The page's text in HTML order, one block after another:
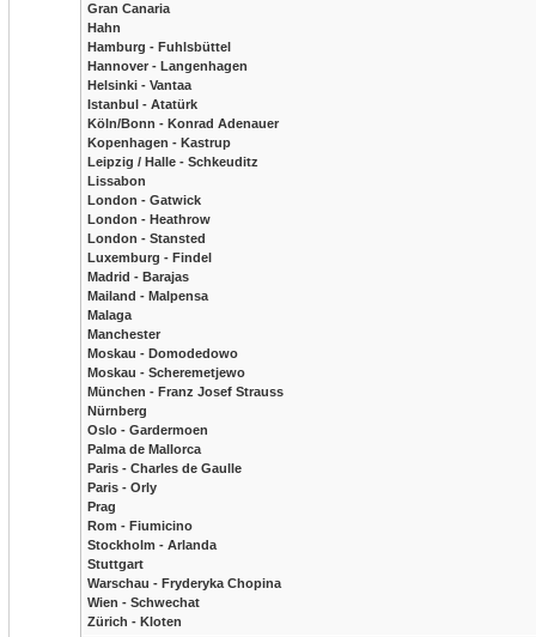
Gran Canaria
Hahn
Hamburg - Fuhlsbüttel
Hannover - Langenhagen
Helsinki - Vantaa
Istanbul - Atatürk
Köln/Bonn - Konrad Adenauer
Kopenhagen - Kastrup
Leipzig / Halle - Schkeuditz
Lissabon
London - Gatwick
London - Heathrow
London - Stansted
Luxemburg - Findel
Madrid - Barajas
Mailand - Malpensa
Malaga
Manchester
Moskau - Domodedowo
Moskau - Scheremetjewo
München - Franz Josef Strauss
Nürnberg
Oslo - Gardermoen
Palma de Mallorca
Paris - Charles de Gaulle
Paris - Orly
Prag
Rom - Fiumicino
Stockholm - Arlanda
Stuttgart
Warschau - Fryderyka Chopina
Wien - Schwechat
Zürich - Kloten